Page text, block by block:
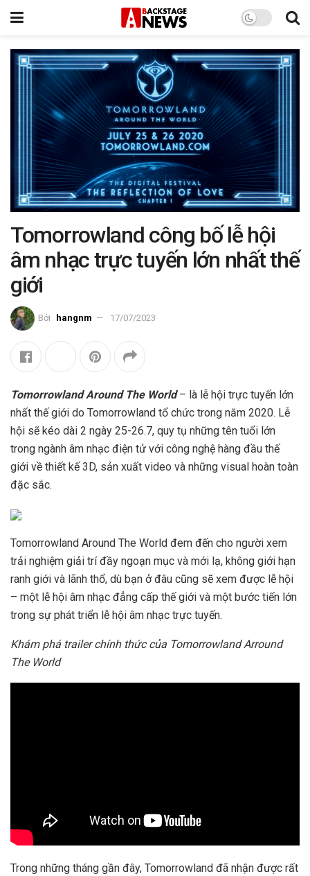
Tomorrowland công bố lễ hội
âm nhạc trực tuyến lớn nhất thế
giới
Bởi hangnm 17/07/2023
Tomorrowland Around The World– là lễ hội trực tuyến lớn
nhất thế giới do Tomorrowland tổ chức trong năm 2020. Lễ
hội sẽ kéo dài 2 ngày 25-26.7, quy tụ những tên tuổi lớn
trong ngành âm nhạc điện tử với công nghệ hàng đầu thế
giới về thiết kế 3D, sản xuất video và những visual hoàn toàn
đặc sắc.
Tomorrowland Around The World đem đến cho người xem
trải nghiệm giải trí đầy ngoạn mục và mới lạ, không giới hạn
ranh giới và lãnh thổ, dù bạn ở đâu cũng sẽ xem được lễ hội
– một lễ hội âm nhạc đẳng cấp thế giới và một bước tiến lớn
trong sự phát triển lễ hội âm nhạc trực tuyến.
Khám phá trailer chính thức của Tomorrowland Arround
The World
Trong những tháng gần đây, Tomorrowland đã nhận được rất